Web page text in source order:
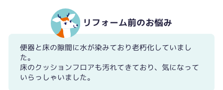
リフォーム前のお悩み
便器と床の隙間に水が染みており老朽化していまし
た。
床のクッションフロアも汚れてきており、気になって
いらっしゃいました。